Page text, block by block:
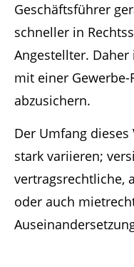
Geschäftsführer
schneller in
Angestellter.
mit einer
abzusichern.
Der Umfang
stark variieren;
vertragsrechtliche,
oder auch